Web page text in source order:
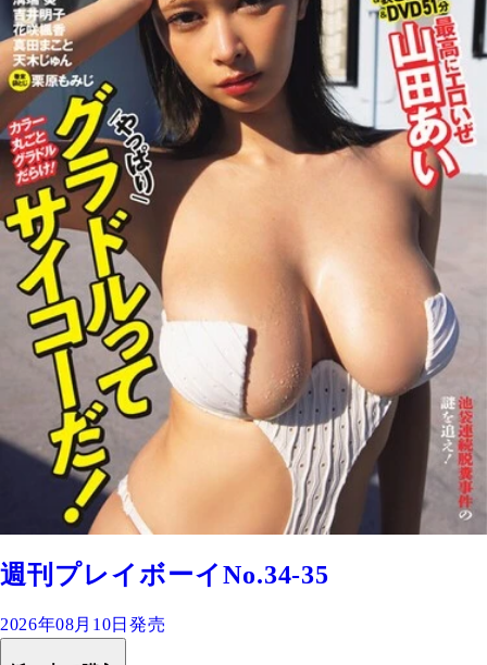
週刊プレイボーイNo.34-35
2026年08月10日発売